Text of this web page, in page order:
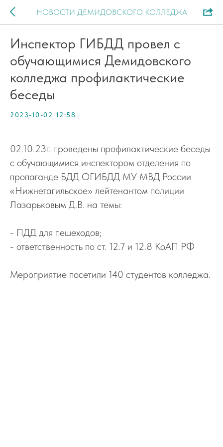
НОВОСТИ ДЕМИДОВСКОГО КОЛЛЕДЖА
Инспектор ГИБДД провел с
обучающимися Демидовского
колледжа профилактические
беседы
2023-10-02 12:58
02.10.23г. проведены профилактические беседы
с обучающимися инспектором отделения по
пропаганде БДД ОГИБДД МУ МВД России
«Нижнетагильское» лейтенантом полиции
Лазарьковым Д.В. на темы:
- ПДД для пешеходов;
- ответственность по ст. 12.7 и 12.8 КоАП РФ
Мероприятие посетили 140 студентов колледжа.